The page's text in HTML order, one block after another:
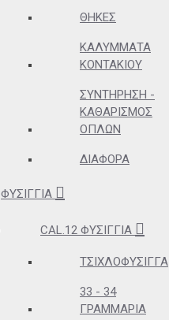
ΘΉΚΕΣ
ΚΑΛΎΜΜΑΤΑ
ΚΟΝΤΑΚΊΟΥ
ΣΥΝΤΉΡΗΣΗ -
ΚΑΘΑΡΙΣΜΌΣ
ΌΠΛΩΝ
ΔΙΆΦΟΡΑ
ΦΥΣΊΓΓΙΑ
CAL.12 ΦΥΣΊΓΓΙΑ
ΤΣΙΧΛΟΦΎΣΙΓΓΑ
33 - 34
ΓΡΑΜΜΆΡΙΑ